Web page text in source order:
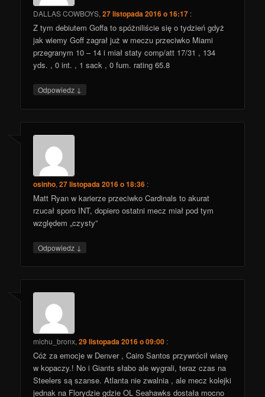
DALLAS COWBOYS,27 listopada 2016 o 16:17 :
Z tym debiutem Goffa to spóżniliście się o tydzień gdyż
jak wiemy Goff zagrał już w meczu przeciwko Miami
przegranym 10 – 14 i miał staty comp/att 17/31 , 134
yds. , 0 int. , 1 sack , 0 fum. rating 65.8
Odpowiedz ↓
osinho,27 listopada 2016 o 18:36 :
Matt Ryan w karierze przeciwko Cardinals to akurat
rzucał sporo INT, dopiero ostatni mecz miał pod tym
względem „czysty”
Odpowiedz ↓
michu_bronx,29 listopada 2016 o 09:00 :
Cóż za emocje w Denver , Cairo Santos przywrócił wiarę
w kopaczy.! No i Giants słabo ale wygrali, teraz czas na
Steelers są szanse. Atlanta nie zwalnia , ale mecz kolejki
jednak na Florydzie gdzie OL Seahawks dostała mocno